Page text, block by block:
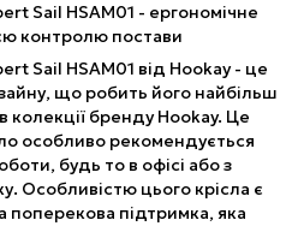
Sail HSAM01 - ергономічне
контролю постави
Sail HSAM01 від Hookay - це
що робить його найбільш
бренду Hookay. Це
особливо рекомендується
будь то в офісі або з
Особливістю цього крісла є
поперекова підтримка, яка